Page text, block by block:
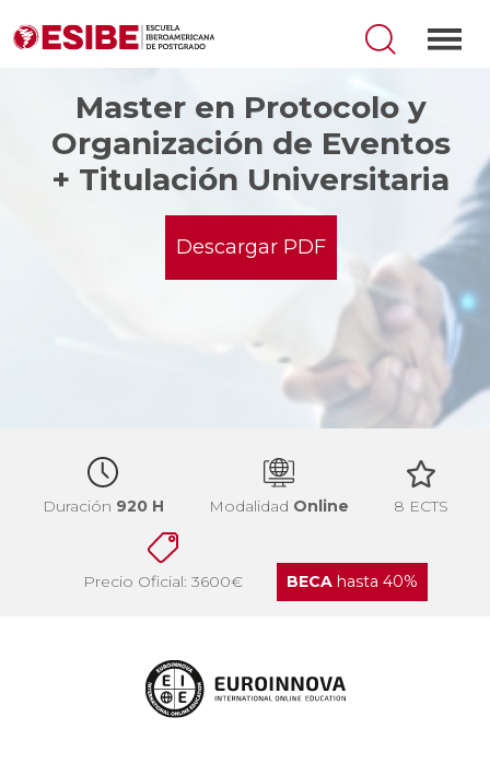
Master en Protocolo y
Organización de Eventos
+ Titulación Universitaria
Descargar PDF
Duración 920 H Modalidad Online 8 ECTS
Precio Oficial: 3600€ BECAhasta 40%